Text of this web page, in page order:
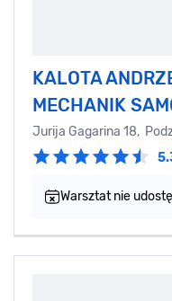
KALOTA
MECHANIK
Jurija Gagarina 18,
Warsztat nie